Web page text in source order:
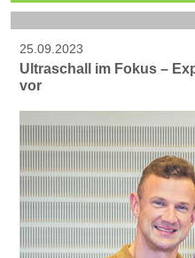
25.09.2023
Ultraschall im Fokus –
vor